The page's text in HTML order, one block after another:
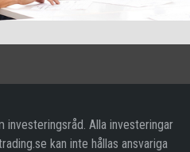
investeringsråd. Alla investeringar
kan inte hållas ansvariga